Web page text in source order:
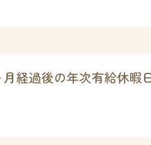
経過後の年次有給休暇